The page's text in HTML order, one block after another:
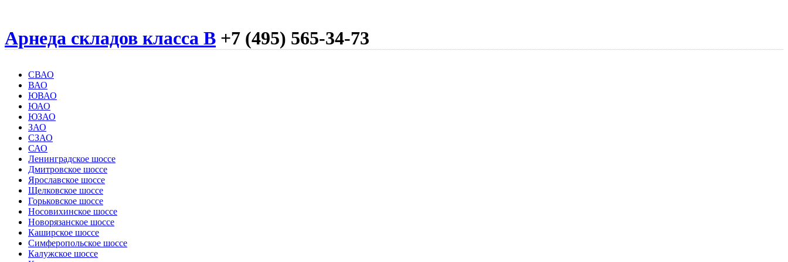
Арнеда складов класса B +7 (495) 565-34-73
СВАО
ВАО
ЮВАО
ЮАО
ЮЗАО
ЗАО
СЗАО
САО
Ленинградское шоссе
Дмитровское шоссе
Ярославское шоссе
Щелковское шоссе
Горьковское шоссе
Носовихинское шоссе
Новорязанское шоссе
Каширское шоссе
Симферопольское шоссе
Калужское шоссе